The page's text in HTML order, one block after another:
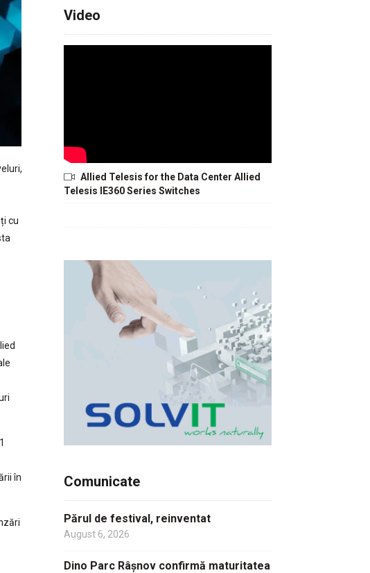
cu
în
Video
Allied Telesis for the Data Center Allied
Telesis IE360 Series Switches
Comunicate
Părul de festival, reinventat
August 6, 2026
Dino Parc Râșnov confirmă maturitatea